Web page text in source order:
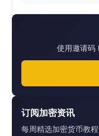
使用邀请码
订阅加密资讯
每周精选加密货币教